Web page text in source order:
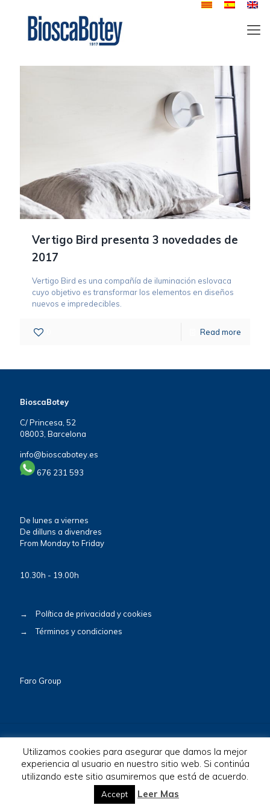
Vertigo Bird presenta 3 novedades de
2017
Vertigo Bird es una compañía de iluminación eslovaca
cuyo objetivo es transformar los elementos en diseños
nuevos e impredecibles.
Read more
BioscaBotey
C/ Princesa, 52
08003, Barcelona
info@bioscabotey.es
676 231 593
De lunes a viernes
De dilluns a divendres
From Monday to Friday
10.30h - 19.00h
→
Política de privacidad y cookies
→
Términos y condiciones
Faro Group
© 2026 BioscaBotey. All Rights Reserved.
Utilizamos cookies para asegurar que damos la mejor
experiencia al usuario en nuestro sitio web. Si continúa
utilizando este sitio asumiremos que está de acuerdo.
Accept Leer Mas